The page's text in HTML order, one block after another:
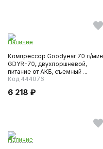
Наличие
Компрессор Goodyear 70 л/мин
GDYR-70, двухпоршневой,
питание от АКБ, съемный ...
Код 444076
6 218 ₽
Наличие